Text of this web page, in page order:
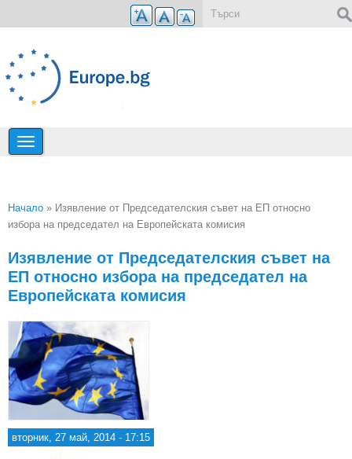
Премини към основното съдържание
Вие сте тук
Начало » Изявление от Председателския съвет на ЕП относно
избора на председател на Европейската комисия
Изявление от Председателския съвет на
ЕП относно избора на председател на
Европейската комисия
вторник, 27 май, 2014 - 17:15